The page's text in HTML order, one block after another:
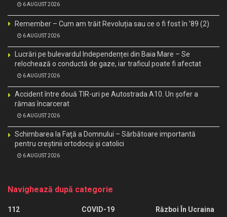
6 AUGUST 2026
Remember – Cum am trăit Revoluția sau ce o fi fost în ’89 (2)
6 AUGUST 2026
Lucrări pe bulevardul Independenței din Baia Mare – Se
relochează o conductă de gaze, iar traficul poate fi afectat
6 AUGUST 2026
Accident între două TIR-uri pe Autostrada A10. Un șofer a
rămas încarcerat
6 AUGUST 2026
Schimbarea la Faţă a Domnului – Sărbătoare importantă
pentru creştinii ortodocşi şi catolici
6 AUGUST 2026
Navighează după categorie
112
COVID-19
Război În Ucraina